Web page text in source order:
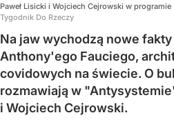
Paweł Lisicki i Wojciech Cejrowski w
Tygodnik Do Rzeczy
Na jaw wychodzą nowe fakty
Anthony'ego Fauciego,
covidowych na świecie. O
rozmawiają w
i Wojciech Cejrowski.